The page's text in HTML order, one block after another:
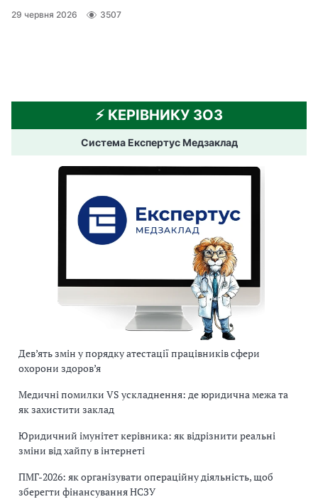
29 червня 2026 3507
⚡️ КЕРІВНИКУ ЗОЗ
Система Експертус Медзаклад
Дев’ять змін у порядку атестації працівників сфери
охорони здоров’я
Медичні помилки VS ускладнення: де юридична межа та
як захистити заклад
Юридичний імунітет керівника: як відрізнити реальні
зміни від хайпу в інтернеті
ПМГ-2026: як організувати операційну діяльність, щоб
зберегти фінансування НСЗУ